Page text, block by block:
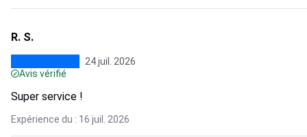
R. S.
24 juil. 2026
Avis vérifié
Super service !
Expérience du : 16 juil. 2026